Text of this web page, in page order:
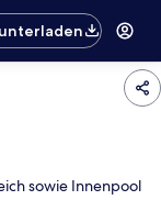
sowie Innenpool